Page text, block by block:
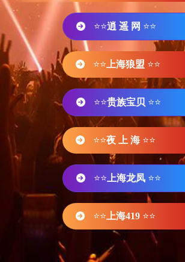
⭐⭐逍 遥 网 ⭐⭐
⭐⭐ 上海狼盟 ⭐⭐
⭐⭐贵族宝贝 ⭐⭐
⭐⭐夜 上 海 ⭐⭐
⭐⭐ 上海龙凤 ⭐⭐
⭐⭐ 上海419 ⭐⭐